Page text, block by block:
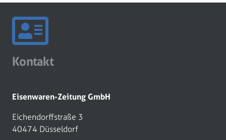
Kontakt
Eisenwaren-Zeitung GmbH
Eichendorffstraße 3
40474 Düsseldorf